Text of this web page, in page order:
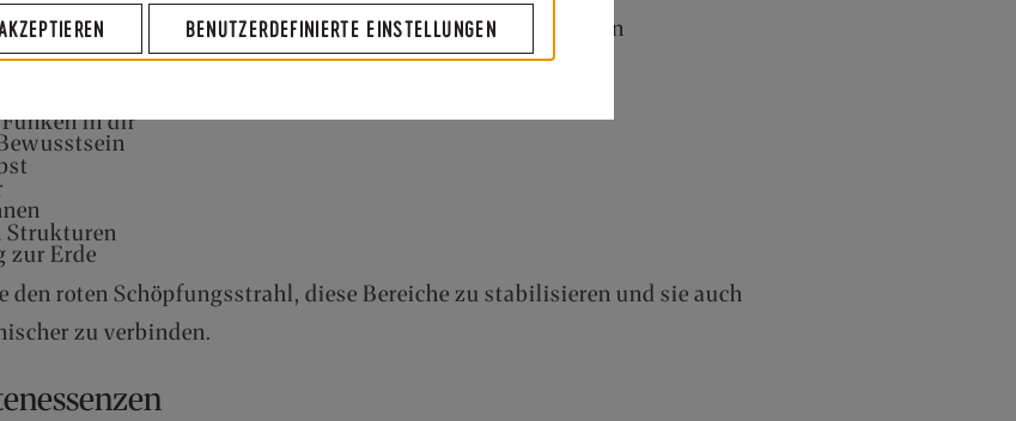
BENUTZERDEFINIERTE EINSTELLUNGEN
Bereich einen Zettel machst und ihn wie Leitersprossen
in dir
Strukturen
zur Erde
den roten Schöpfungsstrahl, diese Bereiche zu stabilisieren und sie auch
zu verbinden.